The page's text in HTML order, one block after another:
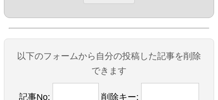
以下のフォームから自分の投稿した記事を削除
できます
記事No: 削除キー: